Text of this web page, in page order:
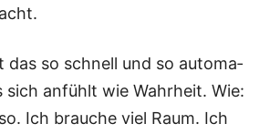
das so schnell und so auto­ma­
sich anfühlt wie Wahr­heit. Wie:
Ich brau­che viel Raum. Ich